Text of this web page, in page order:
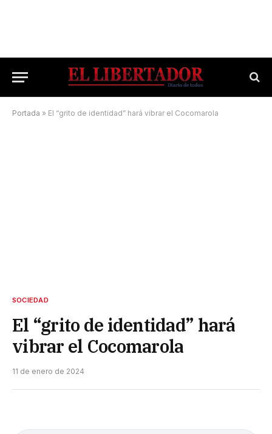
Portada » El “grito de identidad” hará vibrar el Cocomarola
SOCIEDAD
El “grito de identidad” hará
vibrar el Cocomarola
11 de enero de 2024